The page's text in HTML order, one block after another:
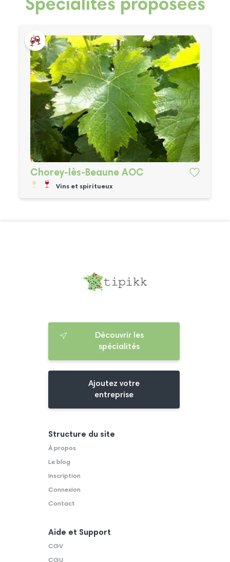
Spécialités proposées
Chorey-lès-Beaune AOC
Vins et spiritueux
Découvrir les
spécialités
Ajoutez votre
entreprise
Structure du site
À propos
Le blog
Inscription
Connexion
Contact
Aide et Support
CGV
CGU